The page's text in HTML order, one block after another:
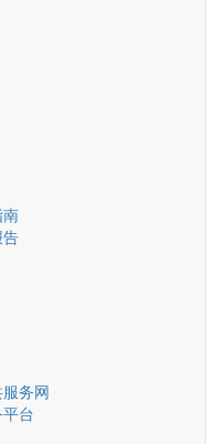
务网
台